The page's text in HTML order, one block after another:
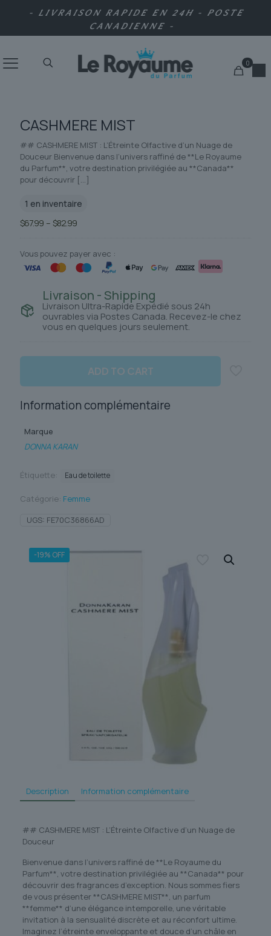
- LIVRAISON RAPIDE EN 24H - POSTE
CANADIENNE -
0
-19% OFF
Description Information complémentaire
## CASHMERE MIST : L’Étreinte Olfactive d’un Nuage de
Douceur
Bienvenue dans l’univers raffiné de **Le Royaume du
Parfum**, votre destination privilégiée au **Canada** pour
découvrir des fragrances d’exception. Nous sommes fiers
de vous présenter **CASHMERE MIST**, un parfum
**femme** d’une élégance intemporelle, une véritable
invitation à la sensualité discrète et au réconfort ultime.
Imaginez l’étreinte enveloppante et douce d’un châle en
CASHMERE MIST
## CASHMERE MIST : L’Étreinte Olfactive d’un Nuage de
Douceur Bienvenue dans l’univers raffiné de **Le Royaume
du Parfum**, votre destination privilégiée au **Canada**
pour découvrir […]
1 en inventaire
$67.99 – $82.99Plage
$67.99
à
$82.99
Vous pouvez payer avec :
Livraison - Shipping
Livraison Ultra-Rapide Expédié sous 24h
ouvrables via Postes Canada. Recevez-le chez
vous en quelques jours seulement.
ADD TO CART
Information complémentaire
Marque
DONNA KARAN
Étiquette: Eau de toilette
Catégorie: Femme
UGS: FE70C36866AD